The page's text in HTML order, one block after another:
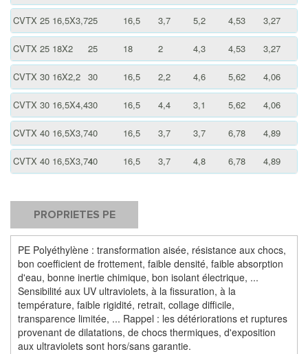
CVTX 25 16,5X3,725 16,5 3,7 5,2 4,53 3,27
CVTX 25 18X2 25 18 2 4,3 4,53 3,27
CVTX 30 16X2,2 30 16,5 2,2 4,6 5,62 4,06
CVTX 30 16,5X4,430 16,5 4,4 3,1 5,62 4,06
CVTX 40 16,5X3,740 16,5 3,7 3,7 6,78 4,89
CVTX 40 16,5X3,7440 16,5 3,7 4,8 6,78 4,89
PROPRIETES PE
PE Polyéthylène : transformation aisée, résistance aux chocs,
bon coefficient de frottement, faible densité, faible absorption
d'eau, bonne inertie chimique, bon isolant électrique, ...
Sensibilité aux UV ultraviolets, à la fissuration, à la
température, faible rigidité, retrait, collage difficile,
transparence limitée, ... Rappel : les détériorations et ruptures
provenant de dilatations, de chocs thermiques, d'exposition
aux ultraviolets sont hors/sans garantie.